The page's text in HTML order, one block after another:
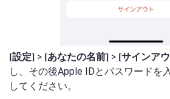
[設定] > [あなたの名前] > [サインア
し、その後Apple IDとパスワードを
してください。